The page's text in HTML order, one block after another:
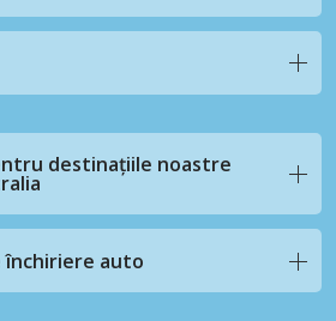
destinațiile noastre
închiriere auto